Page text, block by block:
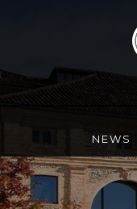
NEWS